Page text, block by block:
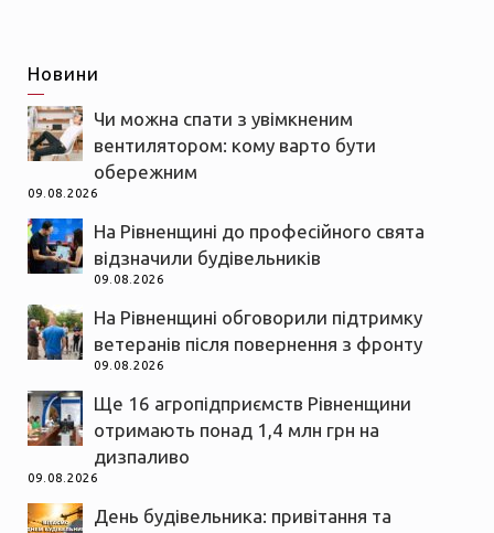
Новини
Чи можна спати з увімкненим
вентилятором: кому варто бути
обережним
09.08.2026
На Рівненщині до професійного свята
відзначили будівельників
09.08.2026
На Рівненщині обговорили підтримку
ветеранів після повернення з фронту
09.08.2026
Ще 16 агропідприємств Рівненщини
отримають понад 1,4 млн грн на
дизпаливо
09.08.2026
День будівельника: привітання та